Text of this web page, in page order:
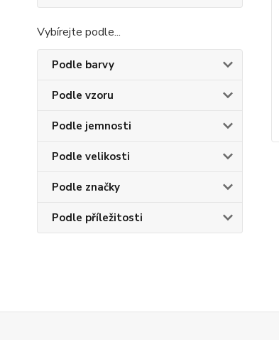
Vybírejte podle...
Podle barvy
Podle vzoru
Podle jemnosti
Podle velikosti
Podle značky
Podle příležitosti